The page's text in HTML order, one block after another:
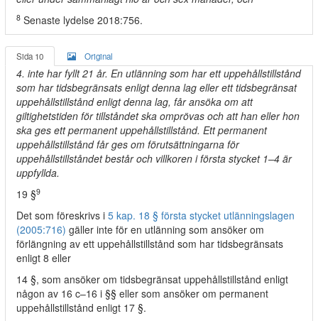
8 Senaste lydelse 2018:756.
Sida 10 Original
4. inte har fyllt 21 år. En utlänning som har ett uppehållstillstånd
som har tidsbegränsats enligt denna lag eller ett tidsbegränsat
uppehållstillstånd enligt denna lag, får ansöka om att
giltighetstiden för tillståndet ska omprövas och att han eller hon
ska ges ett permanent uppehållstillstånd. Ett permanent
uppehållstillstånd får ges om förutsättningarna för
uppehållstillståndet består och villkoren i första stycket 1–4 är
uppfyllda.
19 §9
Det som föreskrivs i 5 kap. 18 § första stycket utlänningslagen
(2005:716) gäller inte för en utlänning som ansöker om
förlängning av ett uppehållstillstånd som har tidsbegränsats
enligt 8 eller
14 §, som ansöker om tidsbegränsat uppehållstillstånd enligt
någon av 16 c–16 i §§ eller som ansöker om permanent
uppehållstillstånd enligt 17 §.